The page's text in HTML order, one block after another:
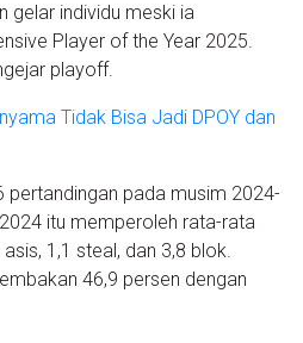
gelar individu meski ia
Player of the Year 2025.
playoff.
Tidak Bisa Jadi DPOY dan
pertandingan pada musim 2024-
itu memperoleh rata-rata
1,1 steal, dan 3,8 blok.
46,9 persen dengan